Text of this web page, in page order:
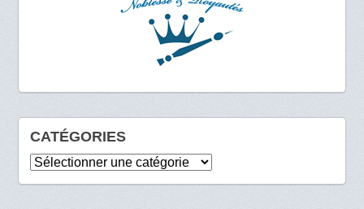
CATÉGORIES
Catégories